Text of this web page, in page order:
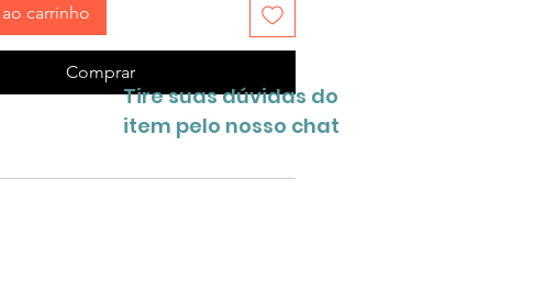
carrinho
Comprar
Tire suas dúvidas do
item pelo nosso chat